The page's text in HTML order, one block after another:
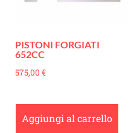
PISTONI FORGIATI
652CC
575,00 €
Aggiungi al carrello